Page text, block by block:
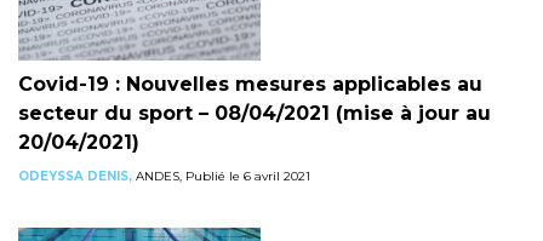
Covid-19 : Nouvelles mesures applicables au
secteur du sport – 08/04/2021 (mise à jour au
20/04/2021)
ODEYSSA DENIS, ANDES, Publié le 6 avril 2021